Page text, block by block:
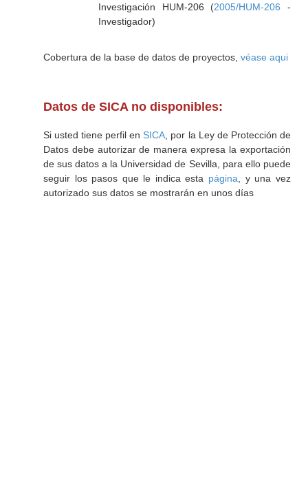
Investigación HUM-206 (2005/HUM-206 -
Investigador)
Cobertura de la base de datos de proyectos, véase aqui
Datos de SICA no disponibles:
Si usted tiene perfil en SICA , por la Ley de Protección de
Datos debe autorizar de manera expresa la exportación
de sus datos a la Universidad de Sevilla, para ello puede
seguir los pasos que le indica esta página , y una vez
autorizado sus datos se mostrarán en unos días